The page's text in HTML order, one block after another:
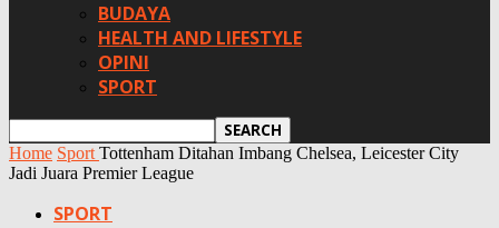
BUDAYA
HEALTH AND LIFESTYLE
OPINI
SPORT
Home Sport Tottenham Ditahan Imbang Chelsea, Leicester City
Jadi Juara Premier League
SPORT